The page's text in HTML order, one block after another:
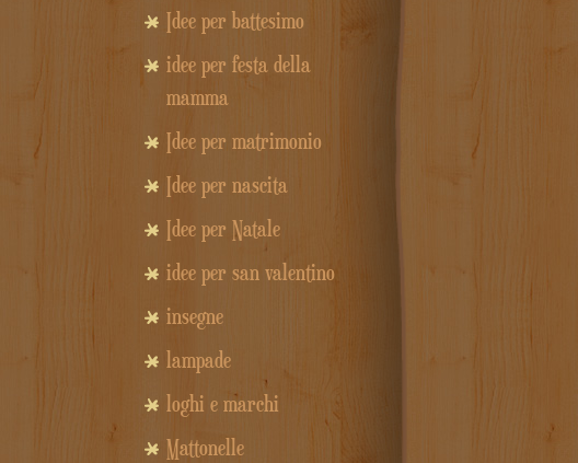
Idee per battesimo
idee per festa della
mamma
Idee per matrimonio
Idee per nascita
Idee per Natale
idee per san valentino
insegne
lampade
loghi e marchi
Mattonelle